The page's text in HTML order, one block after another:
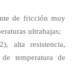
de fricción muy
ultrabajas;
alta resistencia,
temperatura de